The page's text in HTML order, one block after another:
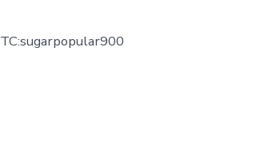
TC:sugarpopular900